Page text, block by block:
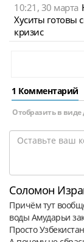
10:21, 30 марта
Хуситы готовы
кризис
1 Комментарий
Отобразить в виде
Соломон
Причём тут
воды Амударьи
Просто